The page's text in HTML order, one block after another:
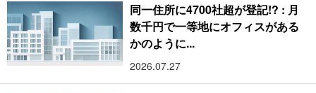
同一住所に4700社超が登記!? : 月
数千円で一等地にオフィスがある
かのように...
2026.07.27